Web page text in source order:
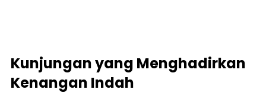
Kunjungan yang Menghadirkan
Kenangan Indah